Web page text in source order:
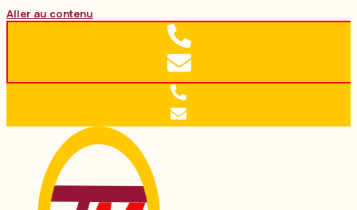
Aller au contenu